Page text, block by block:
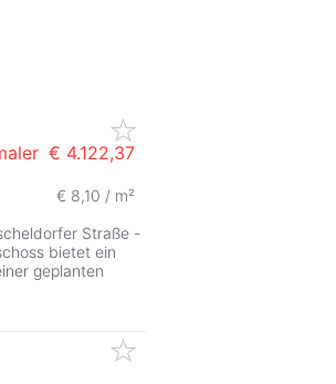
€ 4.122,37
€ 8,10 / m²
Straße -
bietet ein
geplanten